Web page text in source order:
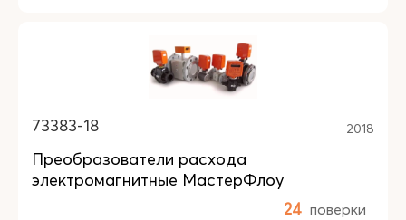
73383-18 2018
Преобразователи расхода
электромагнитные МастерФлоу
24 поверки